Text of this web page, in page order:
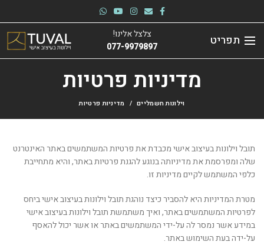
תפריט
צלצל אלינו!
077-9979897
מדיניות פרטיות
וילונות חשמליים מדיניות פרטיות
תובל וילונות בעיצוב אישי מכבדת את פרטיות המשתמשים באתר האינטרנט
שלה ומפרסמת את מדיניותה בנוגע להגנת פרטיות באתר, והיא מתחייבת
כלפי המשתמש לקיים מדיניות זו.
מטרת המדיניות היא להסביר כיצד נוהגת תובל וילונות בעיצוב אישי ביחס
לפרטיות המשתמשים באתר, ואיך משתמשת תובל וילונות בעיצוב אישי
במידע אשר נמסר לה על-ידי המשתמשים באתר או אשר יכול להאסף
על-ידה בעת השימוש באתר.